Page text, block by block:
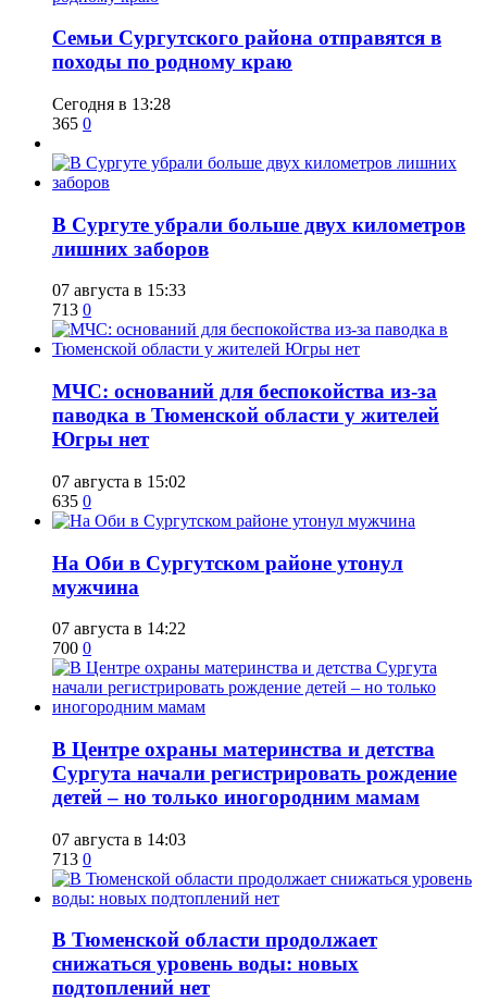
​Семьи Сургутского района отправятся в
походы по родному краю
Сегодня в 13:28
365 0
​В Сургуте убрали больше двух километров
лишних заборов
07 августа в 15:33
713 0
​МЧС: оснований для беспокойства из-за
паводка в Тюменской области у жителей
Югры нет
07 августа в 15:02
635 0
​На Оби в Сургутском районе утонул
мужчина
07 августа в 14:22
700 0
​В Центре охраны материнства и детства
Сургута начали регистрировать рождение
детей – но только иногородним мамам
07 августа в 14:03
713 0
​В Тюменской области продолжает
снижаться уровень воды: новых
подтоплений нет